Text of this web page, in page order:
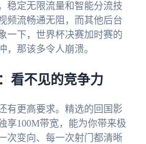
稳定无限流量和智能分流技
频流畅通无阻，而其他后台
一下，世界杯决赛加时赛的
，那该多令人崩溃。
看不见的竞争力
有更高要求。精选的回国影
享100M带宽，能为你带来极
次变向、每一次射门都清晰